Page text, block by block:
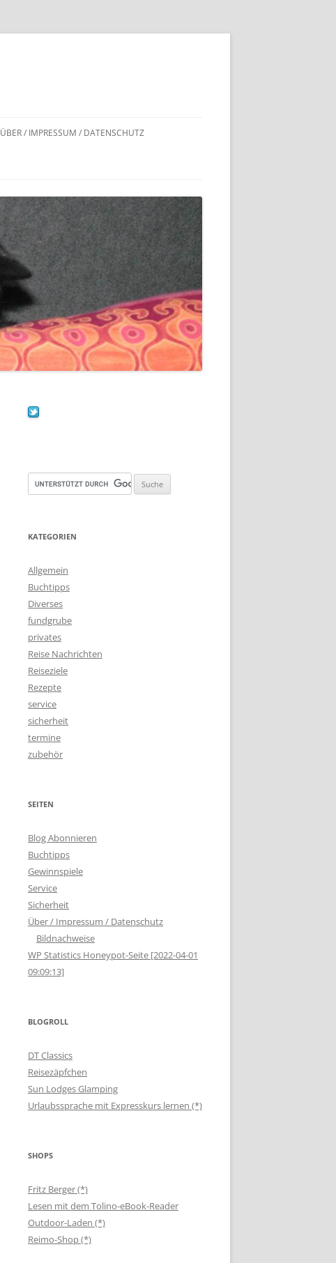
ÜBER / IMPRESSUM / DATENSCHUTZ
KATEGORIEN
Allgemein
Buchtipps
Diverses
fundgrube
privates
Reise Nachrichten
Reiseziele
Rezepte
service
sicherheit
termine
zubehör
SEITEN
Blog Abonnieren
Buchtipps
Gewinnspiele
Service
Sicherheit
Über / Impressum / Datenschutz
Bildnachweise
WP Statistics Honeypot-Seite [2022-04-01
09:09:13]
BLOGROLL
DT Classics
Reisezäpfchen
Sun Lodges Glamping
Urlaubssprache mit Expresskurs lernen (*)
SHOPS
Fritz Berger (*)
Lesen mit dem Tolino-eBook-Reader
Outdoor-Laden (*)
Reimo-Shop (*)